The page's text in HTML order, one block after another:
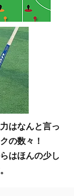
はなんと言っ
の数々！
はほんの少し